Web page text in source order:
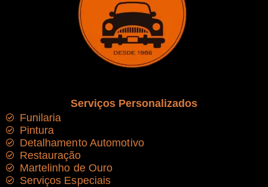
Serviços Personalizados
Funilaria
Pintura
Detalhamento Automotivo
Restauração
Martelinho de Ouro
Serviços Especiais